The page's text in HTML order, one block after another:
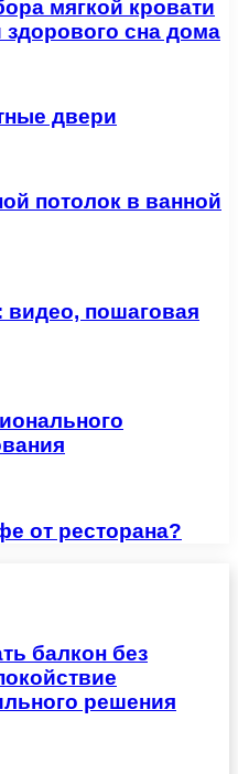
мягкой кровати
сна дома
двери
потолок в ванной
пошаговая
от ресторана?
балкон без
решения